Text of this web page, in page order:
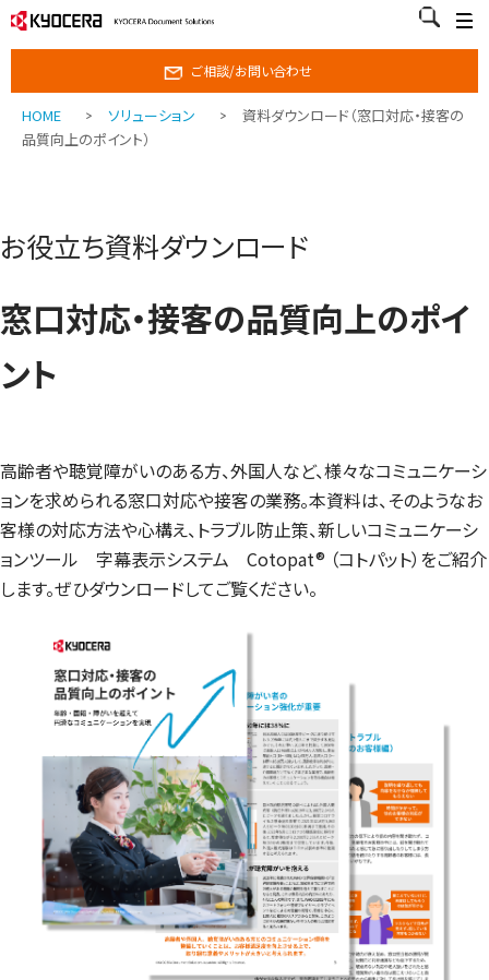
ご相談/お問い合わせ
HOME ソリューション
資料ダウンロード（窓口対応・接客の
品質向上のポイント）
お役立ち資料ダウンロード
窓口対応・接客の品質向上のポイ
ント
高齢者や聴覚障がいのある方、外国人など、様々なコミュニケーシ
ョンを求められる窓口対応や接客の業務。本資料は、そのようなお
客様の対応方法や心構え、トラブル防止策、新しいコミュニケーシ
ョンツール 字幕表示システム Cotopat® （コトパット）をご紹介
します。ぜひダウンロードしてご覧ください。